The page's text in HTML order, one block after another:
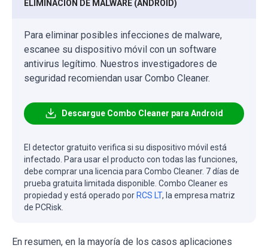
ELIMINACIÓN DE MALWARE (ANDROID)
Para eliminar posibles infecciones de malware,
escanee su dispositivo móvil con un software
antivirus legítimo. Nuestros investigadores de
seguridad recomiendan usar Combo Cleaner.
Descargue Combo Cleaner para Android
El detector gratuito verifica si su dispositivo móvil está
infectado. Para usar el producto con todas las funciones,
debe comprar una licencia para Combo Cleaner. 7 días de
prueba gratuita limitada disponible. Combo Cleaner es
propiedad y está operado porRCS LT, la empresa matriz
de PCRisk.
En resumen, en la mayoría de los casos aplicaciones